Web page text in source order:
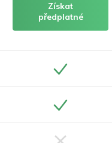
Získat
předplatné